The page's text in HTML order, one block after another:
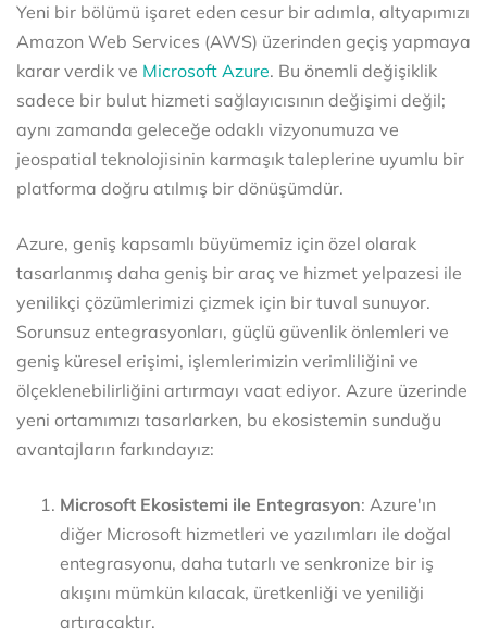
Yeni bir bölümü işaret eden cesur bir adımla, altyapımızı
Amazon Web Services (AWS) üzerinden geçiş yapmaya
karar verdik ve Microsoft Azure. Bu önemli değişiklik
sadece bir bulut hizmeti sağlayıcısının değişimi değil;
aynı zamanda geleceğe odaklı vizyonumuza ve
jeospatial teknolojisinin karmaşık taleplerine uyumlu bir
platforma doğru atılmış bir dönüşümdür.
Azure, geniş kapsamlı büyümemiz için özel olarak
tasarlanmış daha geniş bir araç ve hizmet yelpazesi ile
yenilikçi çözümlerimizi çizmek için bir tuval sunuyor.
Sorunsuz entegrasyonları, güçlü güvenlik önlemleri ve
geniş küresel erişimi, işlemlerimizin verimliliğini ve
ölçeklenebilirliğini artırmayı vaat ediyor. Azure üzerinde
yeni ortamımızı tasarlarken, bu ekosistemin sunduğu
avantajların farkındayız:
Microsoft Ekosistemi ile Entegrasyon: Azure'ın
diğer Microsoft hizmetleri ve yazılımları ile doğal
entegrasyonu, daha tutarlı ve senkronize bir iş
akışını mümkün kılacak, üretkenliği ve yeniliği
artıracaktır.